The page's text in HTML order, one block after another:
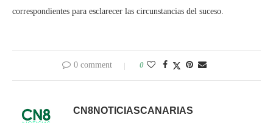
correspondientes para esclarecer las circunstancias del suceso.
0 comment 0
CN8NOTICIASCANARIAS